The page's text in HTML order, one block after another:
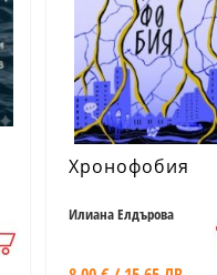
Хронофобия
Илиана Елдърова